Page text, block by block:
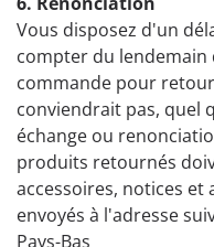
Vous disposez d'un
compter du
commande pour
conviendrait pas, quel
échange ou
produits retournés
accessoires, notices
envoyés à l'adresse
Pays-Bas